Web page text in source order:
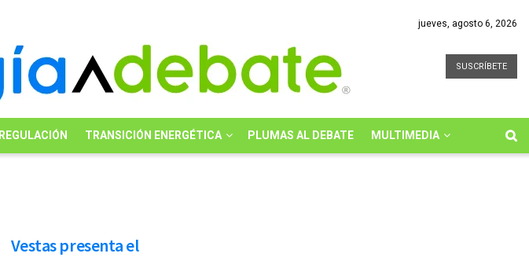
jueves, agosto 6, 2026
SUSCRÍBETE
REGULACIÓN TRANSICIÓN ENERGÉTICA PLUMAS AL DEBATE MULTIMEDIA
Vestas presenta el